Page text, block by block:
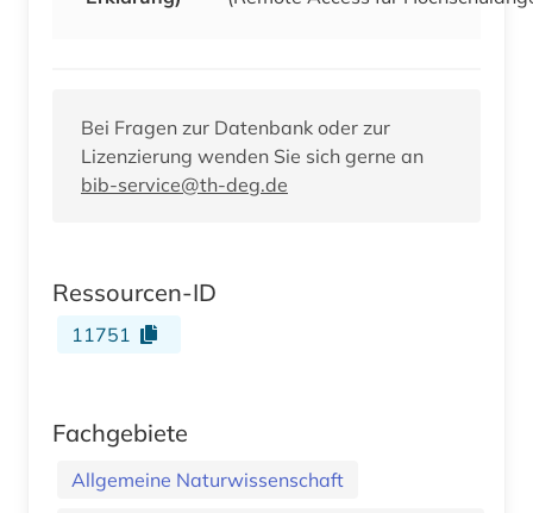
Bei Fragen zur Datenbank oder zur
Lizenzierung wenden Sie sich gerne an
bib-service@th-deg.de
Ressourcen-ID
11751
Fachgebiete
Allgemeine Naturwissenschaft